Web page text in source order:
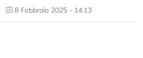
8 Febbraio 2025 - 14:13